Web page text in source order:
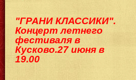
"ГРАНИ КЛАССИКИ".
Концерт летнего
фестиваля в
Кусково.27 июня в
19.00